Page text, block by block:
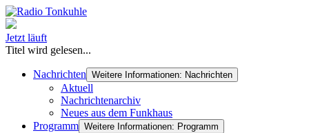
Jetzt läuft
Titel wird gelesen...
Nachrichten Weitere Informationen: Nachrichten
Aktuell
Nachrichtenarchiv
Neues aus dem Funkhaus
Programm Weitere Informationen: Programm